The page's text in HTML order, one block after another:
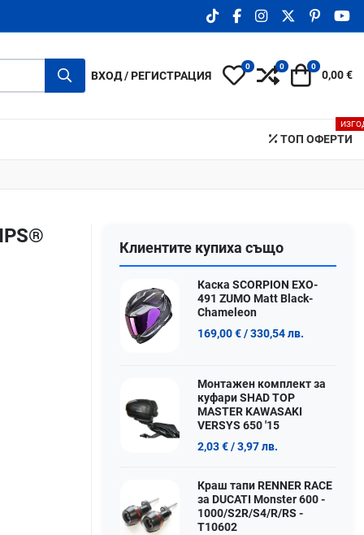
TIKTOK SOCIAL LINK
FACEBOOK SOCIAL
INSTAGRAM
X.COM
ВХОД / РЕГИСТРАЦИЯ My Wishlist
0 Compare
0 Количка
0
0,00 €
ТОП ОФЕРТИ
Клиентите купиха също
Каска SCORPION EXO-
491 ZUMO Matt Black-
Chameleon
169,00 €/ 330,54 лв.
Монтажен комплект за
куфари SHAD TOP
MASTER KAWASAKI
VERSYS 650 '15
2,03 €/ 3,97 лв.
Краш тапи RENNER RACE
за DUCATI Monster 600 -
1000/S2R/S4/R/RS -
T10602